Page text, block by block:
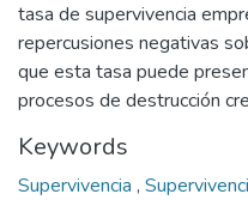
tasa de supervivencia
repercusiones negativas
que esta tasa puede
procesos de destrucción
Keywords
Supervivencia ,